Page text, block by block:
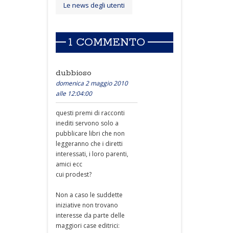
Le news degli utenti
1 COMMENTO
dubbioso
domenica 2 maggio 2010
alle 12:04:00
questi premi di racconti
inediti servono solo a
pubblicare libri che non
leggeranno che i diretti
interessati, i loro parenti,
amici ecc
cui prodest?
Non a caso le suddette
iniziative non trovano
interesse da parte delle
maggiori case editrici: